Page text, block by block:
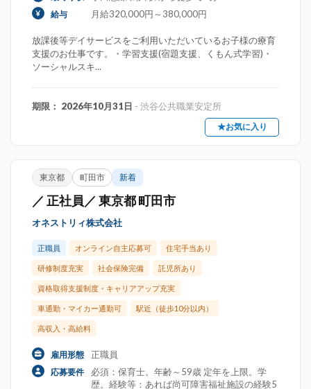
給与 月給320,000円～380,000円
放課後等デイサービスをご利用いただいているお子様の療育
支援のお仕事です。・学習支援(宿題支援、くもん式学習)・
ソーシャルスキ...
期限： 2026年10月31日 - 渋谷公共職業安定所
★お気に入り
東京都 町田市 新着
／ 正社員／ 東京都 町田市
オネストリィ株式会社
正職員 オンライン自主応募可 住宅手当あり
研修制度充実 社会保険完備 託児所あり
資格取得支援制度・キャリアアップ充実
車通勤・マイカー通勤可 駅近（徒歩10分以内）
高収入・高給料
雇用形態 正職員
応募要件
必須：保育士。年齢～59歳 定年を上限。学
歴。経験等：あれば尚可障害福祉施設の経験5